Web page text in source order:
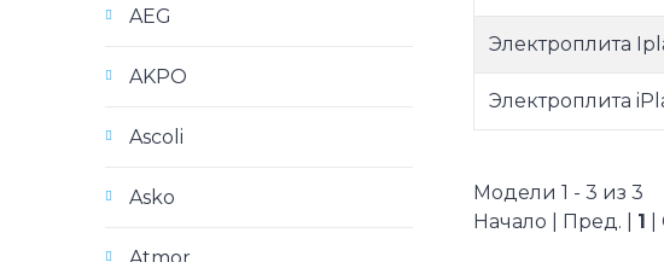
Электроплита
Электроплита
Модели 1 - 3 из 3
Начало | Пред. | 1
AEG
AKPO
Ascoli
Asko